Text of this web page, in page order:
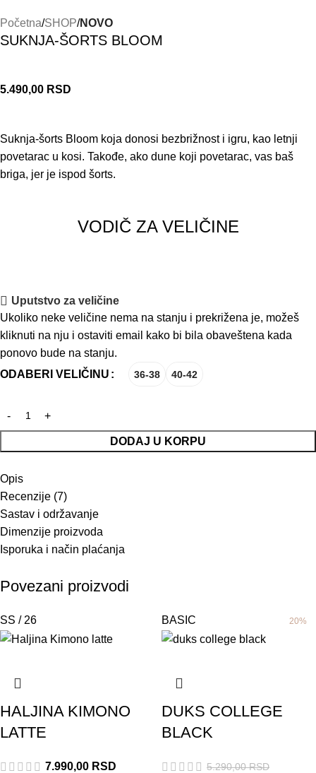
Početna SHOP NOVO
SUKNJA-ŠORTS BLOOM
5.490,00 RSD
Suknja-šorts Bloom koja donosi bezbrižnost i igru, kao letnji
povetarac u kosi. Takođe, ako dune koji povetarac, vas baš
briga, jer je ispod šorts.
VODIČ ZA VELIČINE
Uputstvo za veličine
Ukoliko neke veličine nema na stanju i prekrižena je, možeš
kliknuti na nju i ostaviti email kako bi bila obaveštena kada
ponovo bude na stanju.
ODABERI VELIČINU
36-38 40-42
DODAJ U KORPU
Opis
Recenzije (7)
Sastav i održavanje
Dimenzije proizvoda
Isporuka i način plaćanja
Povezani proizvodi
SS / 26
HALJINA KIMONO
LATTE
7.990,00 RSD
BASIC 20%
DUKS COLLEGE
BLACK
5.290,00RSD